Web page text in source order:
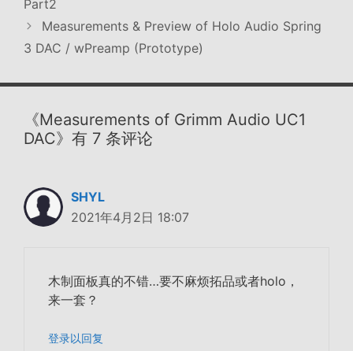
Part2
Measurements & Preview of Holo Audio Spring
3 DAC / wPreamp (Prototype)
《Measurements of Grimm Audio UC1
DAC》有 7 条评论
SHYL
2021年4月2日 18:07
木制面板真的不错…要不麻烦拓品或者holo，
来一套？
登录以回复